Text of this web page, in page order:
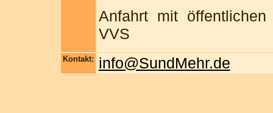
Anfahrt mit
VVS
Kontakt: info@SundMehr.de